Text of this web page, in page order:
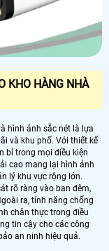
KHO HÀNG NHÀ
hình ảnh sắc nét là lựa
và khu phố. Với thiết kế
bỉ trong mọi điều kiện
cao mang lại hình ảnh
lý khu vực rộng lớn.
rõ ràng vào ban đêm,
ra, tính năng chống
chân thực trong điều
tin cậy cho các công
an ninh hiệu quả.